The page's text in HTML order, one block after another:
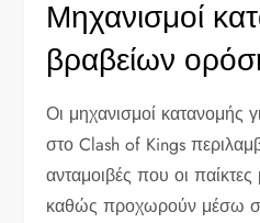
Μηχανισμοί
βραβείων
Οι μηχανισμοί κατανομής
στο Clash of Kings
ανταμοιβές που οι
καθώς προχωρούν μέσω